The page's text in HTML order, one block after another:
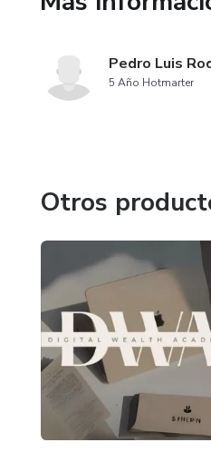
Pedro Luis
5 Año Hotmarter
Otros